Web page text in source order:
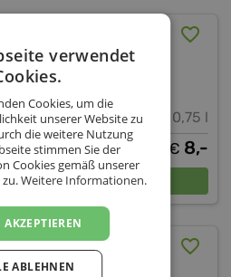
Rabold
% vol. 0,75 l
€ 8,-
Warenkorb
DAC 2018
verwendet
Cookies, um die
unserer Website zu
die weitere Nutzung
stimmen Sie der
Cookies gemäß unserer
Weitere Informationen.
AKZEPTIEREN
ABLEHNEN